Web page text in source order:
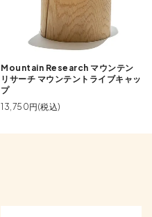
Mountain Research マウンテン
リサーチ マウンテントライブキャッ
プ
13,750円(税込)